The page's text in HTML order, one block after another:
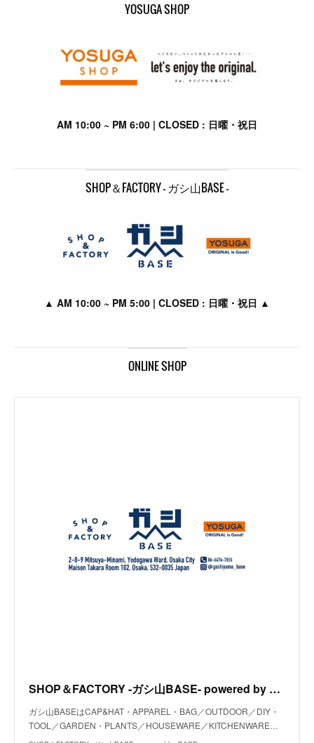
YOSUGA SHOP
AM 10:00 ~ PM 6:00 | CLOSED : 日曜・祝日
SHOP＆FACTORY - ガシ山BASE -
▲ AM 10:00 ~ PM 5:00 | CLOSED : 日曜・祝日 ▲
ONLINE SHOP
SHOP＆FACTORY -ガシ山BASE- powered by BASE
ガシ山BASEはCAP&HAT・APPAREL・BAG／OUTDOOR／DIY・
TOOL／GARDEN・PLANTS／HOUSEWARE／KITCHENWARE…